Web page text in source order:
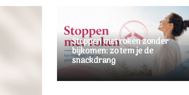
Stoppen met roken zonder
bijkomen: zo tem je de
snackdrang